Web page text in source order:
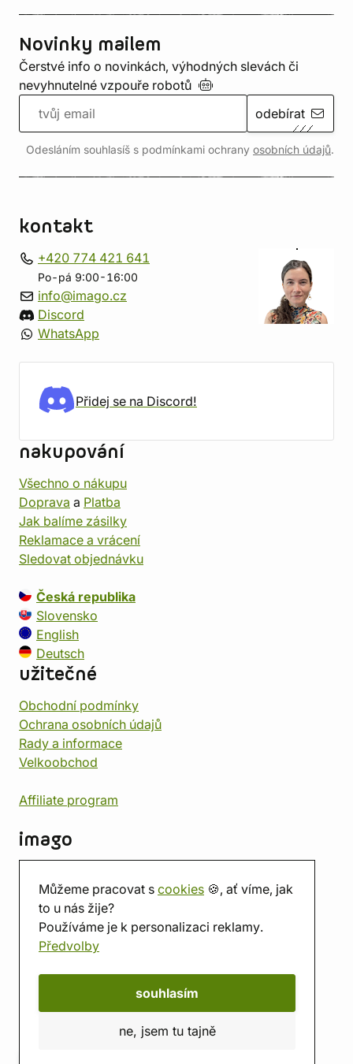
Můžeme pracovat s cookies 🍪, ať víme, jak
to u nás žije?
Používáme je k personalizaci reklamy.
Předvolby
souhlasím
ne, jsem tu tajně
Novinky mailem
Čerstvé info o novinkách, výhodných slevách či
nevyhnutelné vzpouře robotů
odebírat
Odesláním souhlasíš s podmínkami ochrany osobních údajů.
kontakt
+420 774 421 641
Po-pá 9:00-16:00
info@imago.cz
Discord
WhatsApp
Přidej se na Discord!
nakupování
Všechno o nákupu
Doprava a Platba
Jak balíme zásilky
Reklamace a vrácení
Sledovat objednávku
Česká republika
Slovensko
English
Deutsch
užitečné
Obchodní podmínky
Ochrana osobních údajů
Rady a informace
Velkoobchod
Affiliate program
imago
Prodejna
Herna
O nás
Hodnocení obchodu